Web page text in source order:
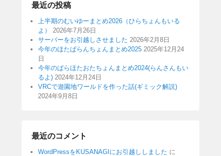
最近の投稿
上半期のむいゆーまとめ2026（ひらちょんもいる
よ）
2026年7月26日
サーバーをお引越しさせました 2026年2月8日
今年のほたぱらんちょんまとめ2025 2025年12月24
日
今年のぱらほたおたちょんまとめ2024(らんさんもい
るよ) 2024年12月24日
VRCで遊園地ワールドを作った話(ギミック解説)
2024年9月8日
最近のコメント
WordPressをKUSANAGIにお引越ししました に